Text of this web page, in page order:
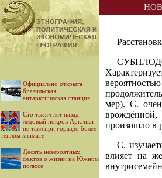
Официально открыта
бразильская
антарктическая станция
Сто тысяч лет назад
ледовый покров Арктики
не таял при гораздо более
теплом климате
Десять невероятных
фактов о жизни на Южном
полюсе
мер). С.
врождённой,
произошло в
С.
влияет на